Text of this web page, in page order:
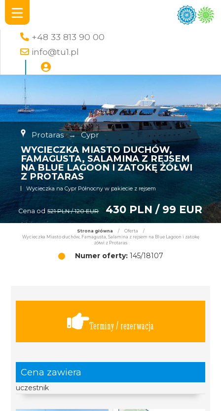
+48 33 813 90 00
info@tu1.pl
Protaras → Cypr
WYCIECZKA MIASTO DUCHÓW,
FAMAGUSTA, SALAMINA Z REJSEM
NA BLUE LAGOON I ZATOKĘ ŻÓŁWI
Z PROTARAS
Wycieczka na Cypr Północny w pakiecie z rejsem
Cena od 521 PLN / 120 EUR 430 PLN / 99 EUR
Strona główna / Oferta
/
Wycieczka Miasto duchów, Famagusta, Salamina z rejsem na Blue Lagoon i zatokę
żółwi z Protaras
Numer oferty:145/18107
Terminy / rezerwacja
Cena zawiera
uczestnik